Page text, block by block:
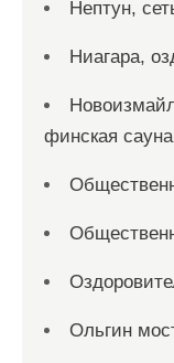
Нептун,
Ниагара,
финская сауна
Ольгин